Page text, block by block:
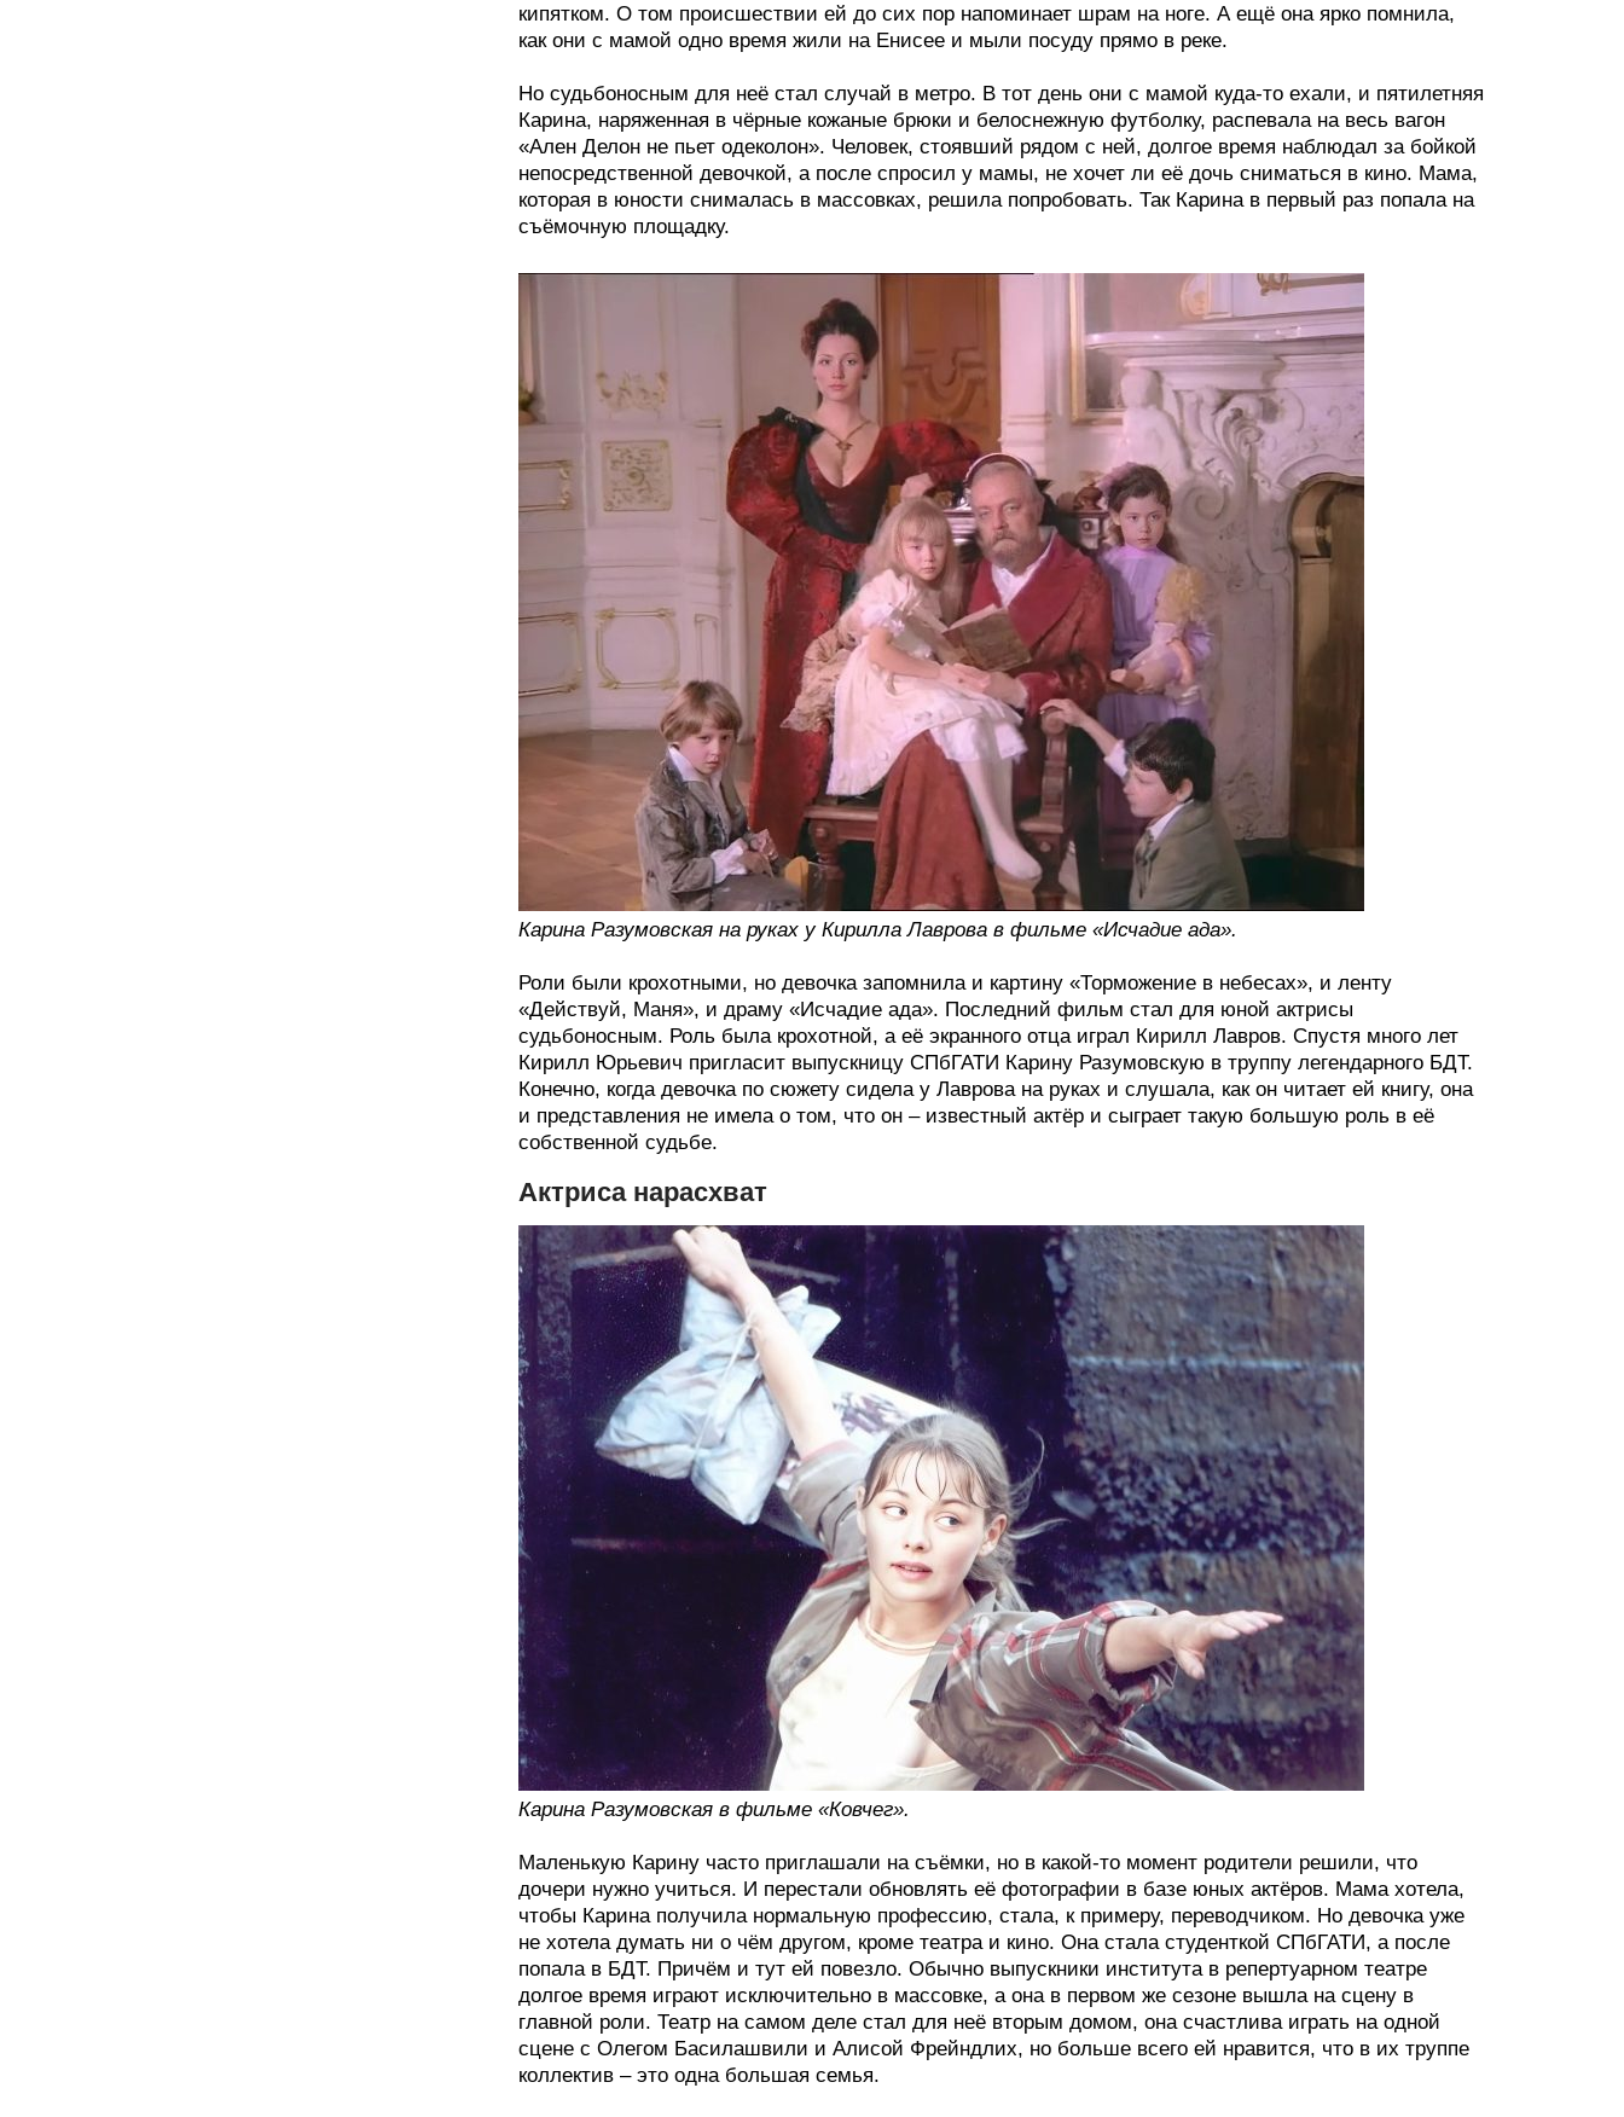
кипятком. О том происшествии ей до сих пор напоминает шрам на ноге. А ещё она ярко помнила,
как они с мамой одно время жили на Енисее и мыли посуду прямо в реке.
Но судьбоносным для неё стал случай в метро. В тот день они с мамой куда-то ехали, и пятилетняя
Карина, наряженная в чёрные кожаные брюки и белоснежную футболку, распевала на весь вагон
«Ален Делон не пьет одеколон». Человек, стоявший рядом с ней, долгое время наблюдал за бойкой
непосредственной девочкой, а после спросил у мамы, не хочет ли её дочь сниматься в кино. Мама,
которая в юности снималась в массовках, решила попробовать. Так Карина в первый раз попала на
съёмочную площадку.
Карина Разумовская на руках у Кирилла Лаврова в фильме «Исчадие ада».
Роли были крохотными, но девочка запомнила и картину «Торможение в небесах», и ленту
«Действуй, Маня», и драму «Исчадие ада». Последний фильм стал для юной актрисы
судьбоносным. Роль была крохотной, а её экранного отца играл Кирилл Лавров. Спустя много лет
Кирилл Юрьевич пригласит выпускницу СПбГАТИ Карину Разумовскую в труппу легендарного БДТ.
Конечно, когда девочка по сюжету сидела у Лаврова на руках и слушала, как он читает ей книгу, она
и представления не имела о том, что он – известный актёр и сыграет такую большую роль в её
собственной судьбе.
Актриса нарасхват
Карина Разумовская в фильме «Ковчег».
Маленькую Карину часто приглашали на съёмки, но в какой-то момент родители решили, что
дочери нужно учиться. И перестали обновлять её фотографии в базе юных актёров. Мама хотела,
чтобы Карина получила нормальную профессию, стала, к примеру, переводчиком. Но девочка уже
не хотела думать ни о чём другом, кроме театра и кино. Она стала студенткой СПбГАТИ, а после
попала в БДТ. Причём и тут ей повезло. Обычно выпускники института в репертуарном театре
долгое время играют исключительно в массовке, а она в первом же сезоне вышла на сцену в
главной роли. Театр на самом деле стал для неё вторым домом, она счастлива играть на одной
сцене с Олегом Басилашвили и Алисой Фрейндлих, но больше всего ей нравится, что в их труппе
коллектив – это одна большая семья.